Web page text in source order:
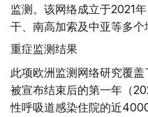
监测。该网络成立于2021
干、南高加索及中亚等多个
重症监测结果
此项欧洲监测网络研究覆
被宣布结束后的第一年（
性呼吸道感染住院的近